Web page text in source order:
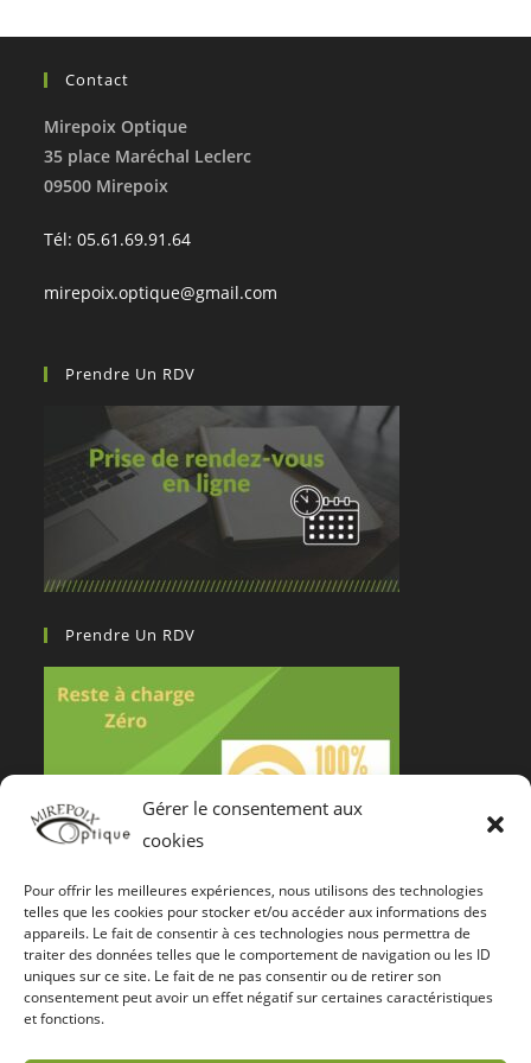
Gérer le consentement aux
cookies
Pour offrir les meilleures expériences, nous utilisons des technologies
telles que les cookies pour stocker et/ou accéder aux informations des
appareils. Le fait de consentir à ces technologies nous permettra de
traiter des données telles que le comportement de navigation ou les ID
uniques sur ce site. Le fait de ne pas consentir ou de retirer son
consentement peut avoir un effet négatif sur certaines caractéristiques
et fonctions.
Contact
Mirepoix Optique
35 place Maréchal Leclerc
09500 Mirepoix
Tél: 05.61.69.91.64
mirepoix.optique@gmail.com
Prendre Un RDV
Prendre Un RDV
Notre Certification De Services